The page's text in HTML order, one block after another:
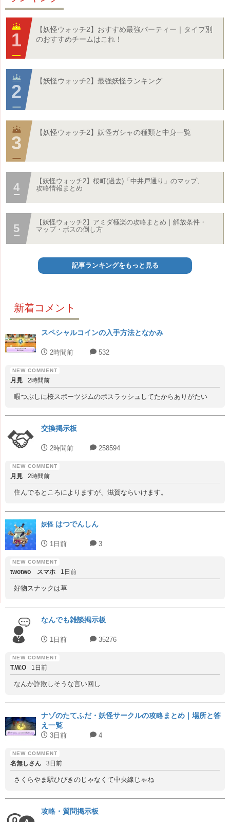
【妖怪ウォッチ2】おすすめ最強パーティー｜タイプ別
のおすすめチームはこれ！
【妖怪ウォッチ2】最強妖怪ランキング
【妖怪ウォッチ2】妖怪ガシャの種類と中身一覧
【妖怪ウォッチ2】桜町(過去)「中井戸通り」のマップ、
攻略情報まとめ
【妖怪ウォッチ2】アミダ極楽の攻略まとめ｜解放条件・
マップ・ボスの倒し方
記事ランキングをもっと見る
新着コメント
スペシャルコインの入手方法となかみ
2時間前 532
月見 2時間前
暇つぶしに桜スポーツジムのボスラッシュしてたからありがたい
交換掲示板
2時間前 258594
月見 2時間前
住んでるところによりますが、滋賀ならいけます。
妖怪 はつでんしん
1日前 3
twotwo スマホ 1日前
好物スナックは草
なんでも雑談掲示板
1日前 35276
T.W.O 1日前
なんか詐欺しそうな言い回し
ナゾのたてふだ・妖怪サークルの攻略まとめ｜場所と答
え一覧
3日前 4
名無しさん 3日前
さくらやま駅ひびきのじゃなくて中央線じゃね
攻略・質問掲示板